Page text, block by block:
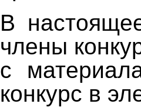
В
члены
с
конкурс в